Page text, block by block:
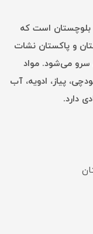
بلوچستان است که
و پاکستان نشات
سرو می‌شود. مواد
پیاز، ادویه، آب
دارد.